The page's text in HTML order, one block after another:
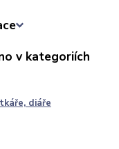
v kategoriích
diáře